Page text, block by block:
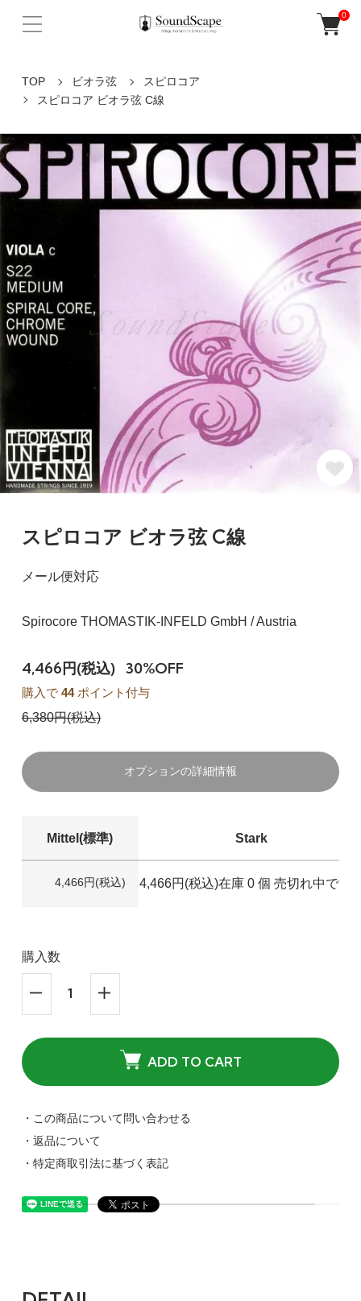
0
TOP ビオラ弦
スピロコア
スピロコア ビオラ弦 C線
スピロコア ビオラ弦 C線
メール便対応
Spirocore THOMASTIK-INFELD GmbH / Austria
4,466円(税込) 30%OFF
購入で 44ポイント付与
6,380円(税込)
オプションの詳細情報
Mittel(標準) Stark
4,466円(税込) 4,466円(税込)在庫 0 個 売切れ中です
購入数
ADD TO CART
・この商品について問い合わせる
・返品について
・特定商取引法に基づく表記